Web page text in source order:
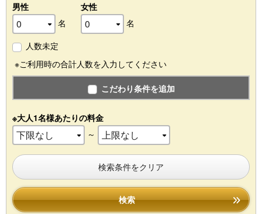
男性
名
女性
名
人数未定
※ご利用時の合計人数を入力してください
こだわり条件を追加
※大人1名様あたりの料金
～
検索条件をクリア
検索